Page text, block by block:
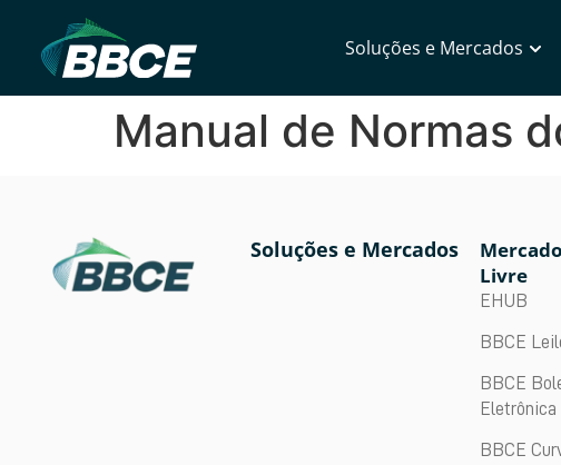
Soluções e Mercados
Manual de Normas
Soluções e Mercados
Mercado
Livre
EHUB
BBCE
BBCE
Eletrônica
BBCE